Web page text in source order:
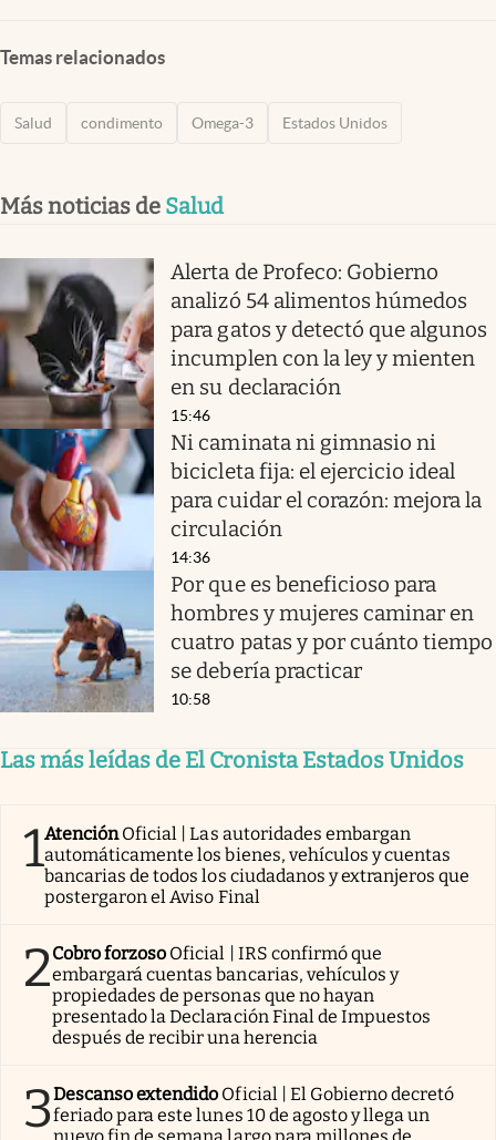
Temas relacionados
Salud condimento Omega-3 Estados Unidos
Más noticias de Salud
Alerta de Profeco: Gobierno
analizó 54 alimentos húmedos
para gatos y detectó que algunos
incumplen con la ley y mienten
en su declaración
15:46
Ni caminata ni gimnasio ni
bicicleta fija: el ejercicio ideal
para cuidar el corazón: mejora la
circulación
14:36
Por que es beneficioso para
hombres y mujeres caminar en
cuatro patas y por cuánto tiempo
se debería practicar
10:58
Las más leídas de El Cronista Estados Unidos
1AtenciónOficial | Las autoridades embargan
automáticamente los bienes, vehículos y cuentas
bancarias de todos los ciudadanos y extranjeros que
postergaron el Aviso Final
2Cobro forzoso Oficial | IRS confirmó que
embargará cuentas bancarias, vehículos y
propiedades de personas que no hayan
presentado la Declaración Final de Impuestos
después de recibir una herencia
3Descanso extendido Oficial | El Gobierno decretó
feriado para este lunes 10 de agosto y llega un